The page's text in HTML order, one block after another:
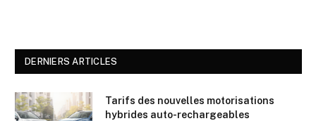
DERNIERS ARTICLES
Tarifs des nouvelles motorisations
hybrides auto-rechargeables